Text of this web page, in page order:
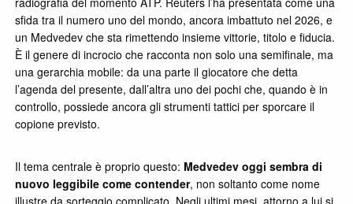
sfida tra il numero uno del mondo, ancora imbattuto nel 2026, e
un Medvedev che sta rimettendo insieme vittorie, titolo e fiducia.
È il genere di incrocio che racconta non solo una semifinale, ma
una gerarchia mobile: da una parte il giocatore che detta
l’agenda del presente, dall’altra uno dei pochi che, quando è in
controllo, possiede ancora gli strumenti tattici per sporcare il
copione previsto.
Il tema centrale è proprio questo: Medvedev oggi sembra di
nuovo leggibile come contender, non soltanto come nome
illustre da sorteggio complicato. Negli ultimi mesi, attorno a lui si